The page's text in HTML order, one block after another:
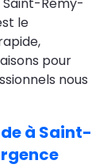
le
pour
nous
à Saint-